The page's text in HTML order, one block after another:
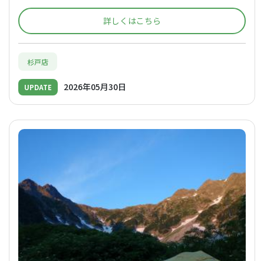
詳しくはこちら
杉戸店
UPDATE 2026年05月30日